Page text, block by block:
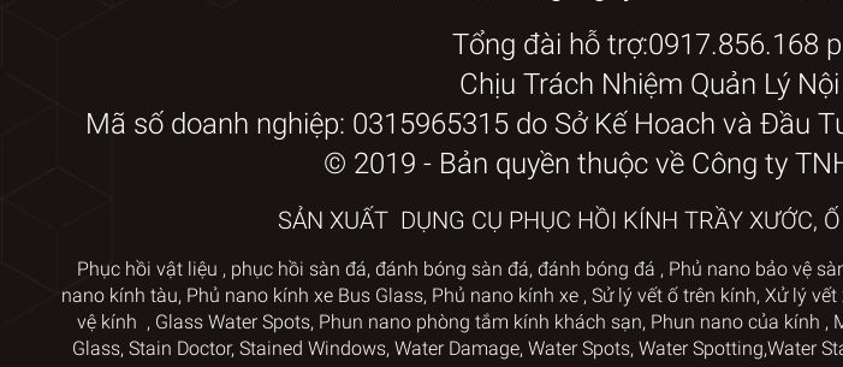
Tổng đài hỗ trợ:0917.856.168
Chịu Trách Nhiệm Quản Lý
Mã số doanh nghiệp: 0315965315 do Sở Kế Hoach và Đầu
© 2019 - Bản quyền thuộc về Công ty
SẢN XUẤT DỤNG CỤ PHỤC HỒI KÍNH TRẦY XƯỚC,
Phục hồi vật liệu , phục hồi sàn đá, đánh bóng sàn đá, đánh bóng đá , Phủ nano bảo vệ
nano kính tàu, Phủ nano kính xe Bus Glass, Phủ nano kính xe, Sử lý vết ố trên kính, Xử lý
vệ kính , Glass Water Spots, Phun nano phòng tắm kính khách sạn, Phun nano của kính ,
Glass, Stain Doctor, Stained Windows, Water Damage, Water Spots, Water Spotting,Water